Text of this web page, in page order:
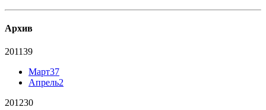
Архив
201139
Март37
Апрель2
201230